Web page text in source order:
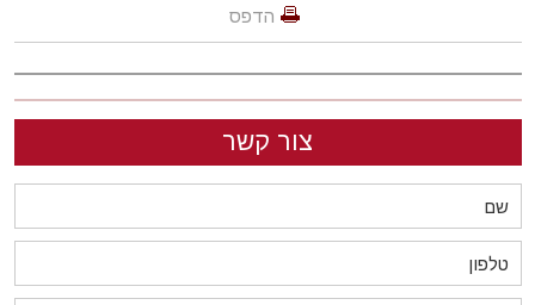
הדפס
צור קשר